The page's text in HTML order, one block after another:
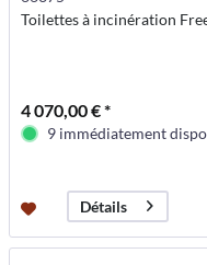
Toilettes à incinération
4 070,00 € *
9 immédiatement
Détails